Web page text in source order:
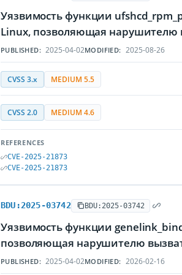
Уязвимость функции
Linux, позволяющая нарушителю
PUBLISHED: 2025-04-02MODIFIED: 2025-08-26
CVSS 3.x MEDIUM 5.5
CVSS 2.0 MEDIUM 4.6
REFERENCES
CVE-2025-21873
CVE-2025-21873
BDU:2025-03742 BDU:2025-03742
Уязвимость функции
позволяющая нарушителю
PUBLISHED: 2025-04-02MODIFIED: 2026-02-16